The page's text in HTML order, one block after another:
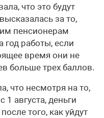
что это будут
за то,
пенсионерам
год работы, если
время они не
больше трех баллов.
что несмотря на то,
1 августа, деньги
того, как уйдут